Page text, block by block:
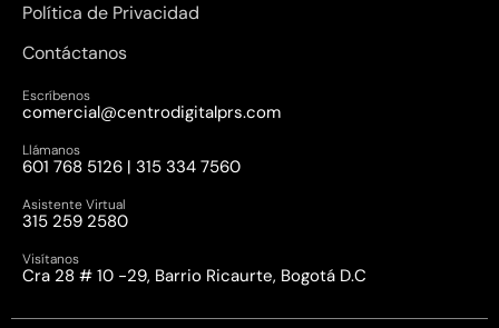
Política de Privacidad
Contáctanos
Escríbenos
comercial@centrodigitalprs.com
Llámanos
601 768 5126 | 315 334 7560
Asistente Virtual
315 259 2580
Visítanos
Cra 28 # 10 -29, Barrio Ricaurte, Bogotá D.C